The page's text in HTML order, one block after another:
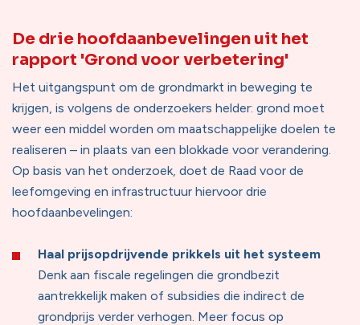
De drie hoofdaanbevelingen uit het
rapport 'Grond voor verbetering'
Het uitgangspunt om de grondmarkt in beweging te
krijgen, is volgens de onderzoekers helder: grond moet
weer een middel worden om maatschappelijke doelen te
realiseren – in plaats van een blokkade voor verandering.
Op basis van het onderzoek, doet de Raad voor de
leefomgeving en infrastructuur hiervoor drie
hoofdaanbevelingen:
Haal prijsopdrijvende prikkels uit het systeem
Denk aan fiscale regelingen die grondbezit
aantrekkelijk maken of subsidies die indirect de
grondprijs verder verhogen. Meer focus op